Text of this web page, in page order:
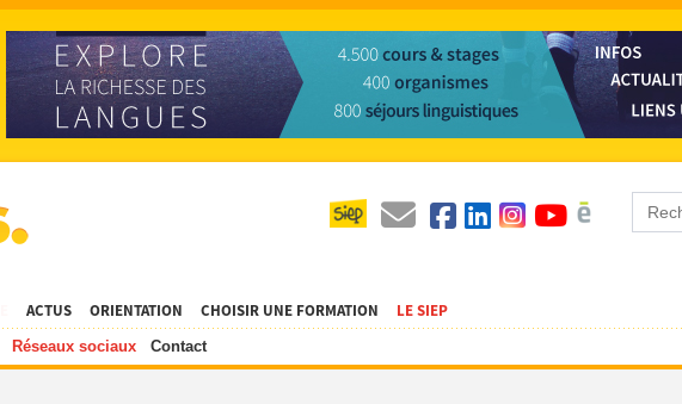
ACTUS ORIENTATION CHOISIR UNE FORMATION LE SIEP
Réseaux sociaux Contact